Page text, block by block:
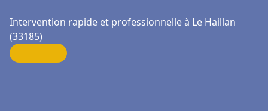
Intervention rapide et professionnelle à Le Haillan
(33185)